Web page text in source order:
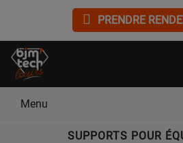
PRENDRE
Menu
SUPPORTS POUR